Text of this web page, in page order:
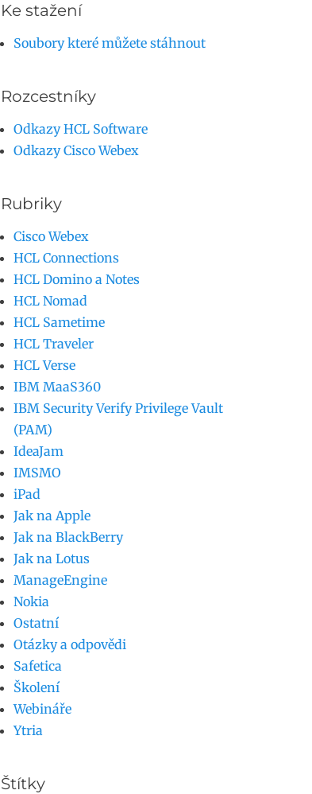
Ke stažení
Soubory které můžete stáhnout
Rozcestníky
Odkazy HCL Software
Odkazy Cisco Webex
Rubriky
Cisco Webex
HCL Connections
HCL Domino a Notes
HCL Nomad
HCL Sametime
HCL Traveler
HCL Verse
IBM MaaS360
IBM Security Verify Privilege Vault
(PAM)
IdeaJam
IMSMO
iPad
Jak na Apple
Jak na BlackBerry
Jak na Lotus
ManageEngine
Nokia
Ostatní
Otázky a odpovědi
Safetica
Školení
Webináře
Ytria
Štítky